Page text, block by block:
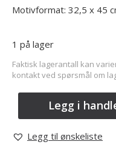
Motivformat: 32,5 x 45
1 på lager
Faktisk lagerantall kan
kontakt ved spørsmål om
Legg i
Legg til ønskeliste